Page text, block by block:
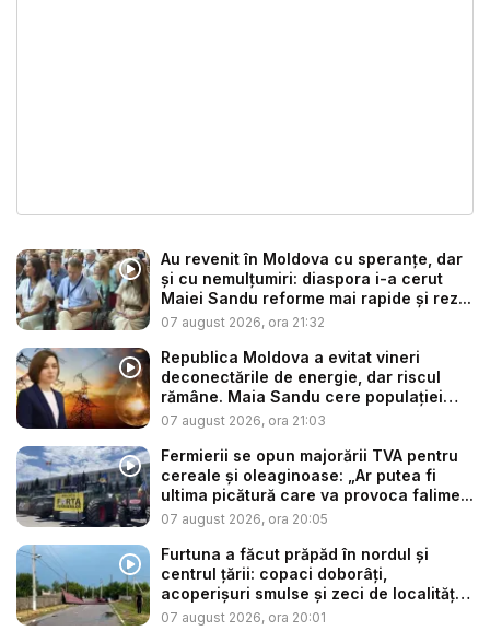
Au revenit în Moldova cu speranțe, dar
și cu nemulțumiri: diaspora i-a cerut
Maiei Sandu reforme mai rapide și rez...
07 august 2026, ora 21:32
Republica Moldova a evitat vineri
deconectările de energie, dar riscul
rămâne. Maia Sandu cere populației
să...
07 august 2026, ora 21:03
Fermierii se opun majorării TVA pentru
cereale și oleaginoase: „Ar putea fi
ultima picătură care va provoca falime...
07 august 2026, ora 20:05
Furtuna a făcut prăpăd în nordul și
centrul țării: copaci doborâți,
acoperișuri smulse și zeci de localități
...
07 august 2026, ora 20:01